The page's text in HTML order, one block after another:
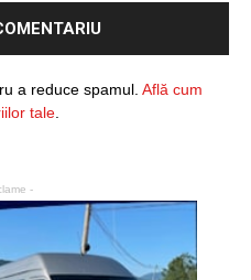
a reduce spamul. Află cum
tale
-